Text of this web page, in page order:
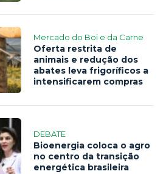
Mercado do Boi e da Carne
Oferta restrita de
animais e redução dos
abates leva frigoríficos a
intensificarem compras
DEBATE
Bioenergia coloca o agro
no centro da transição
energética brasileira